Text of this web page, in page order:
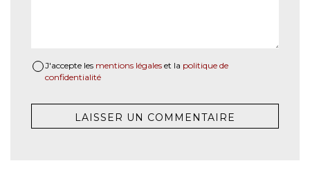
J'accepte les mentions légales et la politique de
confidentialité